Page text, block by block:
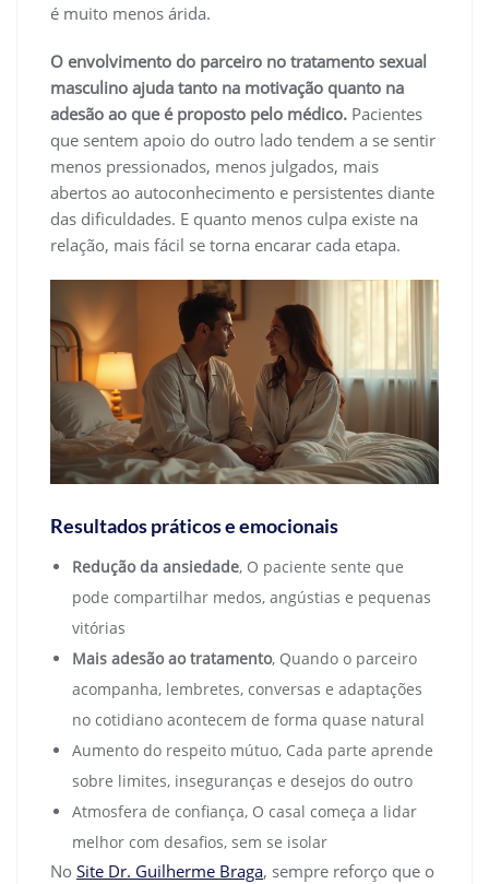
é muito menos árida.
O envolvimento do parceiro no tratamento sexual
masculino ajuda tanto na motivação quanto na
adesão ao que é proposto pelo médico. Pacientes
que sentem apoio do outro lado tendem a se sentir
menos pressionados, menos julgados, mais
abertos ao autoconhecimento e persistentes diante
das dificuldades. E quanto menos culpa existe na
relação, mais fácil se torna encarar cada etapa.
Resultados práticos e emocionais
Redução da ansiedade, O paciente sente que
pode compartilhar medos, angústias e pequenas
vitórias
Mais adesão ao tratamento, Quando o parceiro
acompanha, lembretes, conversas e adaptações
no cotidiano acontecem de forma quase natural
Aumento do respeito mútuo, Cada parte aprende
sobre limites, inseguranças e desejos do outro
Atmosfera de confiança, O casal começa a lidar
melhor com desafios, sem se isolar
No Site Dr. Guilherme Braga, sempre reforço que o